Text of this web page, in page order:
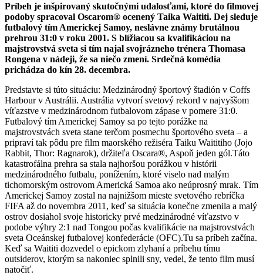
Príbeh je inšpirovaný skutočnými udalosťami, ktoré do filmovej
podoby spracoval Oscarom® ocenený Taika Waititi. Dej sleduje
futbalový tím Americkej Samoy, neslávne známy brutálnou
prehrou 31:0 v roku 2001. S blížiacou sa kvalifikáciou na
majstrovstvá sveta si tím najal svojrázneho trénera Thomasa
Rongena v nádeji, že sa niečo zmení. Srdečná komédia
prichádza do kín 28. decembra.
Predstavte si túto situáciu: Medzinárodný športový štadión v Coffs
Harbour v Austrálii. Austrália vytvorí svetový rekord v najvyššom
víťazstve v medzinárodnom futbalovom zápase v pomere 31:0.
Futbalový tím Americkej Samoy sa po tejto porážke na
majstrovstvách sveta stane terčom posmechu športového sveta – a
pripraví tak pôdu pre film maorského režiséra Taiku Waititiho (Jojo
Rabbit, Thor: Ragnarok), držiteľa Oscara®, Aspoň jeden gól.Táto
katastrofálna prehra sa stala najhoršou porážkou v histórii
medzinárodného futbalu, ponížením, ktoré viselo nad malým
tichomorským ostrovom Americká Samoa ako neúprosný mrak. Tím
Americkej Samoy zostal na najnižšom mieste svetového rebríčka
FIFA až do novembra 2011, keď sa situácia konečne zmenila a malý
ostrov dosiahol svoje historicky prvé medzinárodné víťazstvo v
podobe výhry 2:1 nad Tongou počas kvalifikácie na majstrovstvách
sveta Oceánskej futbalovej konfederácie (OFC).Tu sa príbeh začína.
Keď sa Waititi dozvedel o epickom zlyhaní a príbehu tímu
outsiderov, ktorým sa nakoniec splnili sny, vedel, že tento film musí
natočiť.